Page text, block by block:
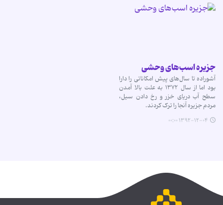
جزیره اسب‌های وحشی
آشوراده تا سال‌های پیش امکاناتی را دارا
بود اما از سال ۱۳۷۲ به علت بالا آمدن
سطح آب دریای خزر و رخ دادن سیل،
مردم جزیره آنجا را ترک کردند.
۱۳۹۲-۱۲-۰۴ ۰۰:۰۰